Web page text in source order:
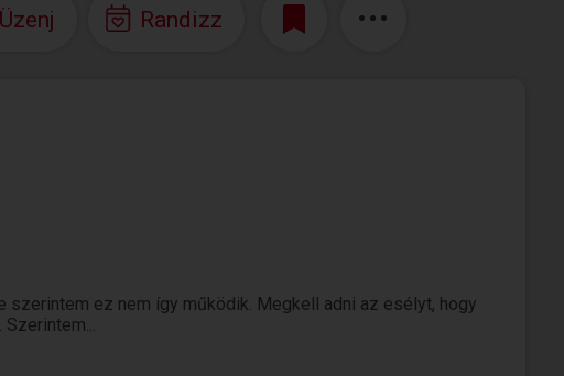
Üzenj Randizz
szerintem ez nem így működik. Megkell adni az esélyt, hogy